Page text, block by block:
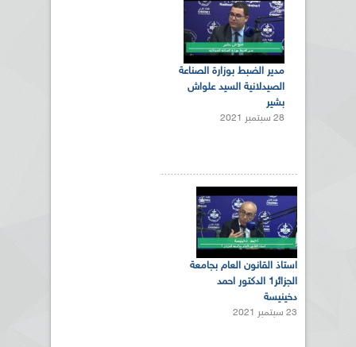
مدير الضبط بوزارة الصناعة
الصيدلانية السيد علواش
بشير
28 سبتمبر 2021
استاذ القانون العام بجامعة
الجزائر1 الدكتور احمد
دخينيسة
23 سبتمبر 2021